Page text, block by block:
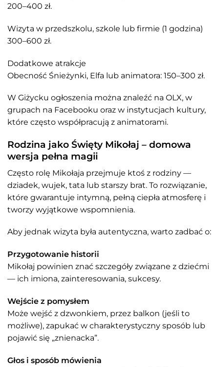
200–400 zł.
Wizyta w przedszkolu, szkole lub firmie (1 godzina)
300–600 zł.
Dodatkowe atrakcje
Obecność Śnieżynki, Elfa lub animatora: 150–300 zł.
W Giżycku ogłoszenia można znaleźć na OLX, w
grupach na Facebooku oraz w instytucjach kultury,
które często współpracują z animatorami.
Rodzina jako Święty Mikołaj – domowa
wersja pełna magii
Często rolę Mikołaja przejmuje ktoś z rodziny —
dziadek, wujek, tata lub starszy brat. To rozwiązanie,
które gwarantuje intymną, pełną ciepła atmosferę i
tworzy wyjątkowe wspomnienia.
Aby jednak wizyta była autentyczna, warto zadbać o:
Przygotowanie historii
Mikołaj powinien znać szczegóły związane z dziećmi
— ich imiona, zainteresowania, sukcesy.
Wejście z pomysłem
Może wejść z dzwonkiem, przez balkon (jeśli to
możliwe), zapukać w charakterystyczny sposób lub
pojawić się „znienacka”.
Głos i sposób mówienia